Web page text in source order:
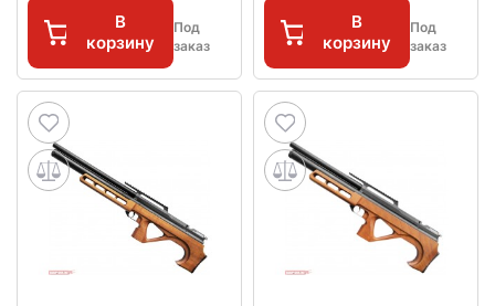
В
корзину
Под
заказ
В
корзину
Под
заказ